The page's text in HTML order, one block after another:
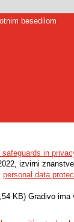
besedilom
in
izvirni
personal data
KB) Gradivo ima